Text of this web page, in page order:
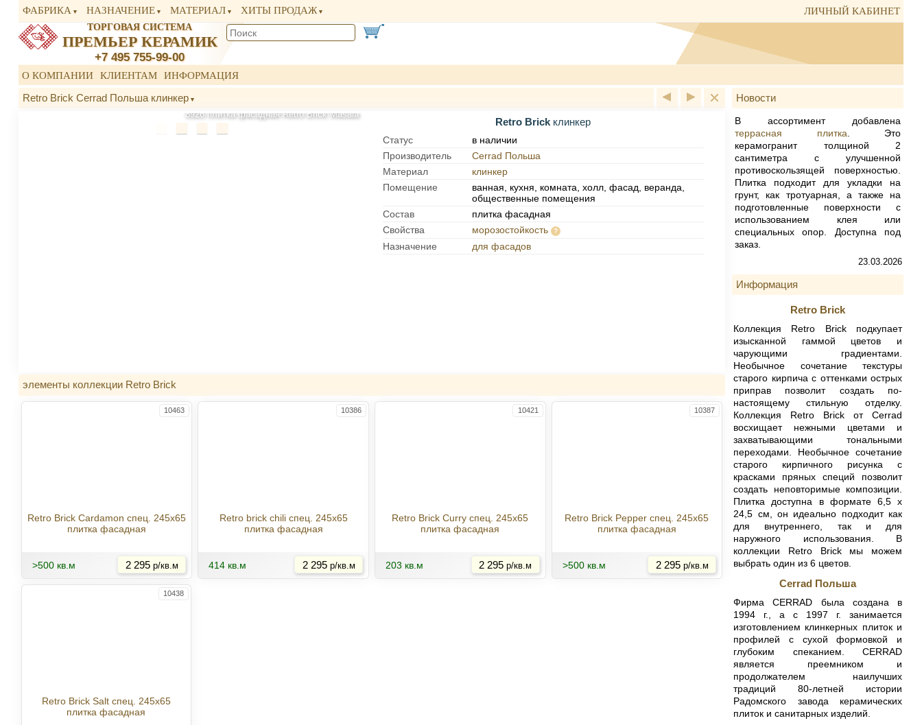
ФАБРИКА НАЗНАЧЕНИЕ МАТЕРИАЛ ХИТЫ ПРОДАЖ ЛИЧНЫЙ КАБИНЕТ
ТОРГОВАЯ СИСТЕМА
ПРЕМЬЕР КЕРАМИК
+7 495 755-99-00
О КОМПАНИИ КЛИЕНТАМ ИНФОРМАЦИЯ
Retro Brick Cerrad Польша клинкер
8926 плитка фасадная Retro Brick Masala
Retro Brick клинкер
Статус
в наличии
Производитель
Cerrad Польша
Материал
клинкер
Помещение
ванная, кухня, комната, холл, фасад, веранда,
общественные помещения
Состав
плитка фасадная
Свойства
морозостойкость
Назначение
для фасадов
элементы коллекции Retro Brick
10463
Retro Brick Cardamon спец. 245x65
плитка фасадная
>500 кв.м 2 295р/кв.м
10386
Retro brick chili спец. 245x65
плитка фасадная
414 кв.м 2 295р/кв.м
10421
Retro Brick Curry спец. 245x65
плитка фасадная
203 кв.м 2 295 р/кв.м
10387
Retro Brick Pepper спец. 245x65
плитка фасадная
>500 кв.м 2 295р/кв.м
10438
Retro Brick Salt спец. 245x65
плитка фасадная
Новости
В ассортимент добавлена
террасная плитка . Это
керамогранит толщиной 2
сантиметра с улучшенной
противоскользящей поверхностью.
Плитка подходит для укладки на
грунт, как тротуарная, а также на
подготовленные поверхности с
использованием клея или
специальных опор. Доступна под
заказ.
23.03.2026
Информация
Retro Brick
Коллекция Retro Brick подкупает
изысканной гаммой цветов и
чарующими градиентами.
Необычное сочетание текстуры
старого кирпича с оттенками острых
приправ позволит создать по-
настоящему стильную отделку.
Коллекция Retro Brick от Cerrad
восхищает нежными цветами и
захватывающими тональными
переходами. Необычное сочетание
старого кирпичного рисунка с
красками пряных специй позволит
создать неповторимые композиции.
Плитка доступна в формате 6,5 x
24,5 см, он идеально подходит как
для внутреннего, так и для
наружного использования. В
коллекции Retro Brick мы можем
выбрать один из 6 цветов.
Cerrad Польша
Фирма CERRAD была создана в
1994 г., а с 1997 г. занимается
изготовлением клинкерных плиток и
профилей с сухой формовкой и
глубоким спеканием. CERRAD
является преемником и
продолжателем наилучших
традиций 80-летней истории
Радомского завода керамических
плиток и санитарных изделий.